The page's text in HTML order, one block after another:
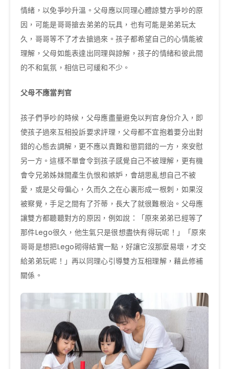
情緒，以免爭吵升溫。父母應以同理心體諒雙方爭吵的原
因，可能是哥哥搶去弟弟的玩具，也有可能是弟弟玩太
久，哥哥等不了才去搶過來。孩子都希望自己的心情能被
理解，父母如能表達出同理與諒解，孩子的情緒和彼此間
的不和氣氛，相信已可緩和不少。
父母不應當判官
孩子們爭吵的時候，父母應盡量避免以判官身份介入，即
使孩子過來互相投訴要求評理，父母都不宜抱着要分出對
錯的心態去調解，更不應以責難和懲罰錯的一方，來安慰
另一方。這樣不單會令到孩子感覺自己不被理解，更有機
會令兄弟姊妹間產生仇恨和嫉妒，會胡思亂想自己不被
愛，或是父母偏心，久而久之在心裏形成一根刺，如果沒
被察覺，手足之間有了芥蒂，長大了就很難根治。父母應
讓雙方都聽聽對方的原因，例如說：「原來弟弟已經等了
那件Lego很久，他生氣只是很想盡快有得玩呢！」「原來
哥哥是想把Lego砌得結實一點，好讓它沒那麼易壞，才交
給弟弟玩呢！」再以同理心引導雙方互相理解，藉此修補
關係。